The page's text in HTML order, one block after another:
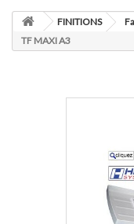
FINITIONS
TF MAXI A3